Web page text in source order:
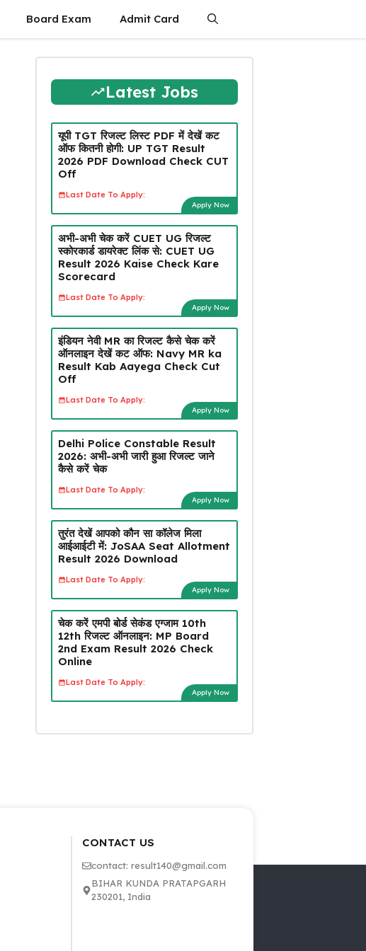
Board Exam Admit Card
Latest Jobs
यूपी TGT रिजल्ट लिस्ट PDF में देखें कट
ऑफ कितनी होगी: UP TGT Result
2026 PDF Download Check CUT
Off
Last Date To Apply:
Apply Now
अभी-अभी चेक करें CUET UG रिजल्ट
स्कोरकार्ड डायरेक्ट लिंक से: CUET UG
Result 2026 Kaise Check Kare
Scorecard
Last Date To Apply:
Apply Now
इंडियन नेवी MR का रिजल्ट कैसे चेक करें
ऑनलाइन देखें कट ऑफ: Navy MR ka
Result Kab Aayega Check Cut
Off
Last Date To Apply:
Apply Now
Delhi Police Constable Result
2026: अभी-अभी जारी हुआ रिजल्ट जाने
कैसे करें चेक
Last Date To Apply:
Apply Now
तुरंत देखें आपको कौन सा कॉलेज मिला
आईआईटी में: JoSAA Seat Allotment
Result 2026 Download
Last Date To Apply:
Apply Now
चेक करें एमपी बोर्ड सेकंड एग्जाम 10th
12th रिजल्ट ऑनलाइन: MP Board
2nd Exam Result 2026 Check
Online
Last Date To Apply:
Apply Now
CONTACT US
contact: result140@gmail.com
BIHAR KUNDA PRATAPGARH
230201, India